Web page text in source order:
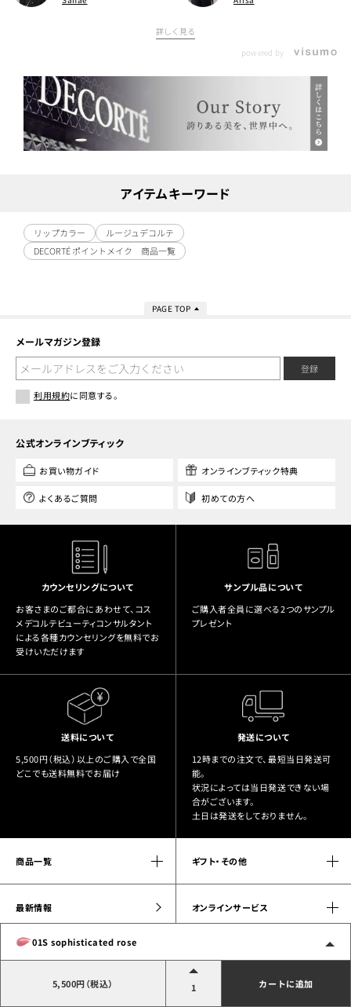
01S sophisticated rose
5,500円（税込） 1 カートに追加
詳しく見る
powered by
アイテムキーワード
リップカラー
ルージュデコルテ
DECORTÉ ポイントメイク 商品一覧
PAGE TOP
メールマガジン登録
登録
利用規約に同意する。
公式オンラインブティック
お買い物ガイド オンラインブティック特典
よくあるご質問 初めての方へ
カウンセリングについて
お客さまのご都合にあわせて、コス
メデコルテビューティコンサルタント
による各種カウンセリングを無料でお
受けいただけます
サンプル品について
ご購入者全員に選べる2つのサンプル
プレゼント
送料について
5,500円（税込）以上のご購入で全国
どこでも送料無料でお届け
発送について
12時までの注文で、最短当日発送可
能。
状況によっては当日発送できない場
合がございます。
土日は発送をしておりません。
商品一覧 ギフト・その他
最新情報 オンラインサービス
カウンセリング Our Story
Product Policy サステナブルアクションズ